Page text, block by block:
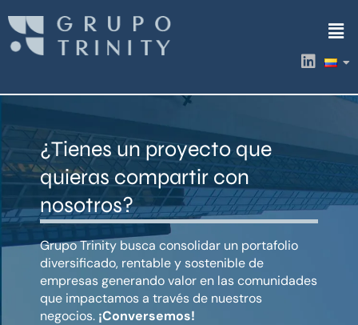
contenido
L
i
k
i
¿Tienes un proyecto que
quieras compartir con
nosotros?
Grupo Trinity busca consolidar un portafolio
diversificado, rentable y sostenible de
empresas generando valor en las comunidades
que impactamos a través de nuestros
negocios. ¡Conversemos!